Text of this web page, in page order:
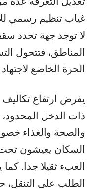
غياب تنظيم رسمي
لا توجد جهة تحدد
المناطق، فتتحول
الحرة الخاضع
يفرض ارتفاع تكاليف
ذات الدخل المحدود،
والصحة والغذاء
السكان يعيشون
العبء ثقيلا جدا.
الطلب على التنقل،